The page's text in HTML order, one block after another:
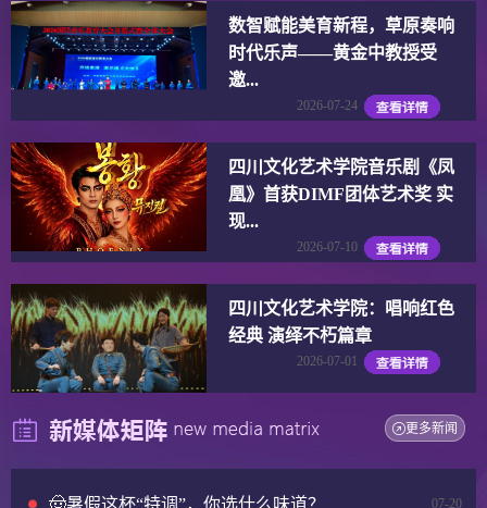
数智赋能美育新程，草原奏响
时代乐声——黄金中教授受
邀...
2026-07-24
四川文化艺术学院音乐剧《凤
凰》首获DIMF团体艺术奖 实
现...
2026-07-10
四川文化艺术学院：唱响红色
经典 演绎不朽篇章
2026-07-01
更多新闻
07-20
🤠暑假这杯“特调”，你选什么味道？